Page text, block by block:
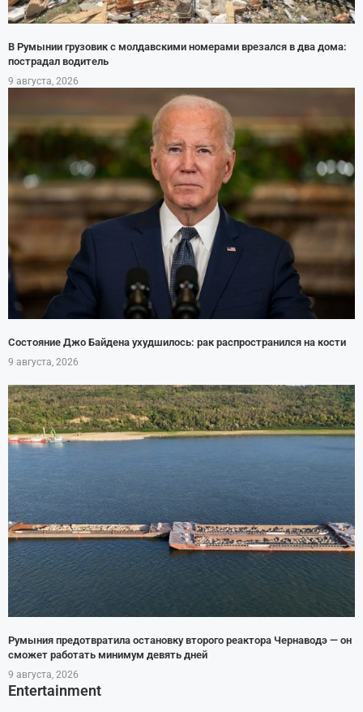
В Румынии грузовик с молдавскими номерами врезался в два дома:
пострадал водитель
9 августа, 2026
Состояние Джо Байдена ухудшилось: рак распространился на кости
9 августа, 2026
Румыния предотвратила остановку второго реактора Чернаводэ — он
сможет работать минимум девять дней
9 августа, 2026
Entertainment